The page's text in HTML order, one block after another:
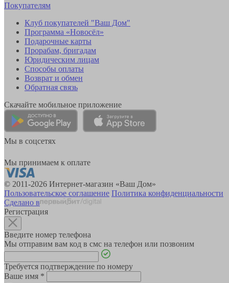
Покупателям
Клуб покупателей "Ваш Дом"
Программа «Новосёл»
Подарочные карты
Прорабам, бригадам
Юридическим лицам
Способы оплаты
Возврат и обмен
Обратная связь
Скачайте мобильное приложение
Мы в соцсетях
Мы принимаем к оплате
© 2011-2026 Интернет-магазин «Ваш Дом»
Пользовательское соглашение Политика конфиденциальности
Сделано в
Регистрация
Введите номер телефона
Мы отправим вам код в смс на телефон или позвоним
Требуется подтверждение по номеру
Ваше имя *